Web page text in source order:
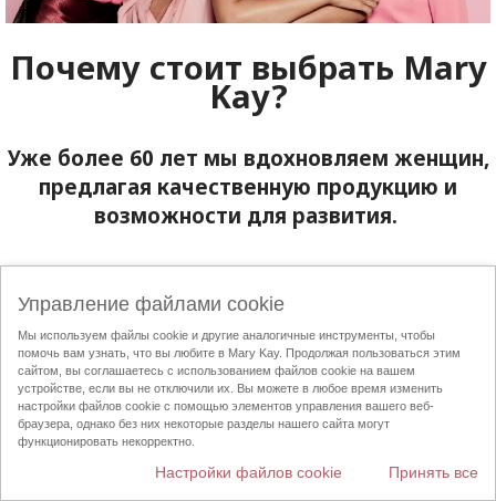
Почему стоит выбрать Mary
Kay?
Уже более 60 лет мы вдохновляем женщин,
предлагая качественную продукцию и
возможности для развития.
Управление файлами cookie
Мы используем файлы cookie и другие аналогичные инструменты, чтобы
помочь вам узнать, что вы любите в Mary Kay. Продолжая пользоваться этим
сайтом, вы соглашаетесь с использованием файлов cookie на вашем
устройстве, если вы не отключили их. Вы можете в любое время изменить
настройки файлов cookie с помощью элементов управления вашего веб-
браузера, однако без них некоторые разделы нашего сайта могут
функционировать некорректно.
Принять все
Настройки файлов cookie